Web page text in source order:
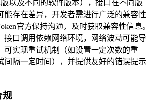
以及不同的软件版本），接口在不同版
能存在差异，开发者需进行广泛的兼容性
官方保持沟通，及时获取兼容性信息。
接口调用依赖网络环境，网络波动可能导
可实现重试机制（如设置一定次数的重
间隔一定时间），并提供友好的错误提示
规